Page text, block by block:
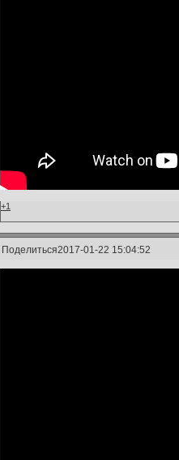
+1
Поделиться2017-01-22 15:04:52